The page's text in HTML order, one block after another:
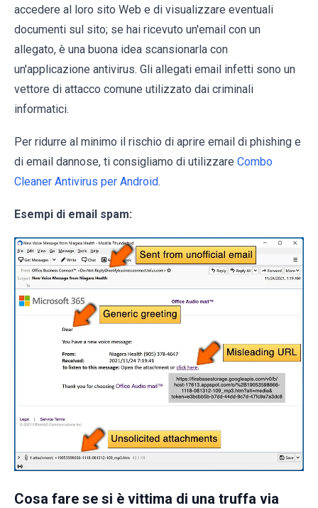
accedere al loro sito Web e di visualizzare eventuali
documenti sul sito; se hai ricevuto un'email con un
allegato, è una buona idea scansionarla con
un'applicazione antivirus. Gli allegati email infetti sono un
vettore di attacco comune utilizzato dai criminali
informatici.
Per ridurre al minimo il rischio di aprire email di phishing e
di email dannose, ti consigliamo di utilizzare Combo
Cleaner Antivirus per Android.
Esempi di email spam:
Cosa fare se si è vittima di una truffa via